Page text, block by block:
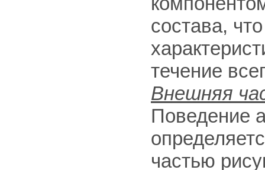
состава,
течение
Внешняя
Поведение
частью